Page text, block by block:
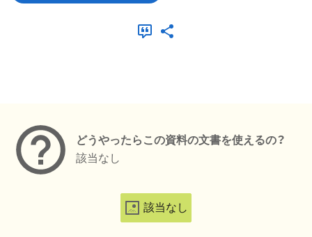
どうやったらこの資料の文書を使えるの？
該当なし
該当なし